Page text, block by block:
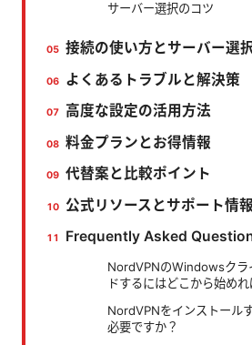
サーバー選択のコツ
接続の使い方とサーバー選
よくあるトラブルと解決策
高度な設定の活用方法
料金プランとお得情報
代替案と比較ポイント
公式リソースとサポート情報
Frequently Asked
NordVPNのWindowsクラ
ドするにはどこから始め
NordVPNをインストール
必要ですか？